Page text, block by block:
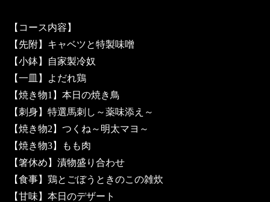
【コース内容】
【先附】キャベツと特製味噌
【小鉢】自家製冷奴
【一皿】よだれ鶏
【焼き物1】本日の焼き鳥
【刺身】特選馬刺し～薬味添え～
【焼き物2】つくね～明太マヨ～
【焼き物3】もも肉
【箸休め】漬物盛り合わせ
【食事】鶏とごぼうときのこの雑炊
【甘味】本日のデザート